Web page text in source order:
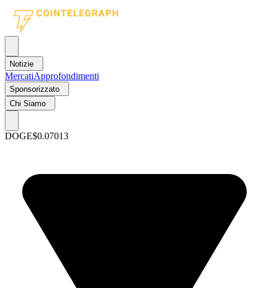
Notizie
MercatiApprofondimenti
Sponsorizzato
Chi Siamo
DOGE$0.07013